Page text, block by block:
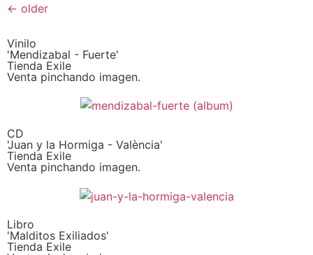
← older
Vinilo
'Mendizabal - Fuerte'
Tienda Exile
Venta pinchando imagen.
CD
'Juan y la Hormiga - València'
Tienda Exile
Venta pinchando imagen.
Libro
'Malditos Exiliados'
Tienda Exile